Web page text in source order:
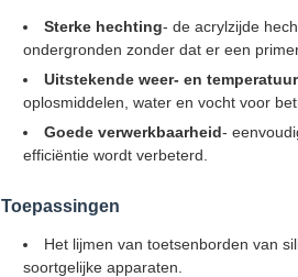
Sterke hechting- de acrylzijde
ondergronden zonder dat er een
Uitstekende weer- en
oplosmiddelen, water en vocht voor
Goede verwerkbaarheid-
efficiëntie wordt verbeterd.
Toepassingen
Het lijmen van toetsenborden van
soortgelijke apparaten.